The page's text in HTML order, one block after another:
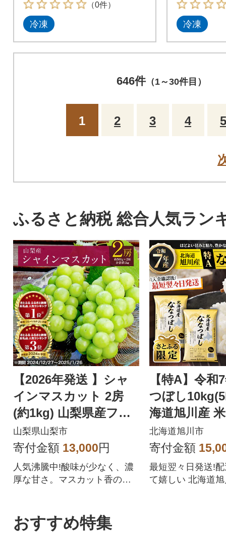
（0件）
冷凍 冷凍
646件（1～30件目）
1 2 3 4 5
ふるさと納税 総合人気ラン
【2026年発送 】シャ
インマスカット 2房
(約1kg) 山梨県産フル
ーツ 人気のぶどう
山梨県山梨市
寄付金額 13,000円
人気沸騰中!酸味が少なく、濃
厚な甘さ。マスカット香の芳
トを中心にぶどうをたくさん
作っている農家が自信を持っ
【特A】令和
つぼし
海道旭川産
【さとふる
57
北海道旭川市
寄付金額
最短翌々日発送!
て嬉しい 北海道
おすすめ特集